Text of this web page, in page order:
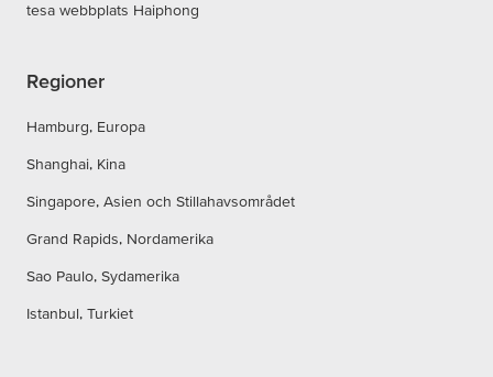
tesa webbplats Haiphong
Regioner
Hamburg, Europa
Shanghai, Kina
Singapore, Asien och Stillahavsområdet
Grand Rapids, Nordamerika
Sao Paulo, Sydamerika
Istanbul, Turkiet